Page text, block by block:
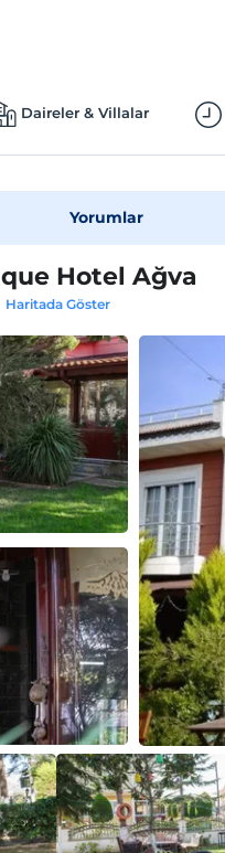
Daireler & Villalar
Yorumlar
Hotel Ağva
Haritada Göster